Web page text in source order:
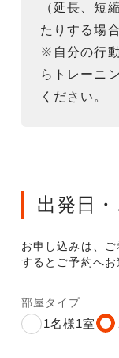
（延長、短
たりする場
※自分の行
らトレーニ
ください。
出発日
お申し込みは、
するとご予約へお
部屋タイプ
1名様1室